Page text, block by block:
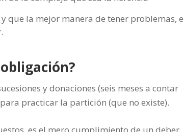
que la mejor manera de tener problemas,
y donaciones (seis meses a contar
practicar la partición (que no existe).
es el mero cumplimiento de un deber